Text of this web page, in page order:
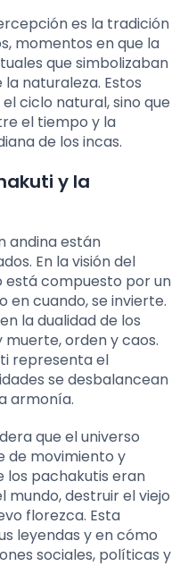
es la tradición
momentos en que la
que simbolizaban
naturaleza. Estos
ciclo natural, sino que
el tiempo y la
de los incas.
y la
andina están
En la visión del
está compuesto por un
en cuando, se invierte.
la dualidad de los
muerte, orden y caos.
representa el
se desbalancean
armonía.
que el universo
de movimiento y
los pachakutis eran
mundo, destruir el viejo
florezca. Esta
leyendas y en cómo
sociales, políticas y